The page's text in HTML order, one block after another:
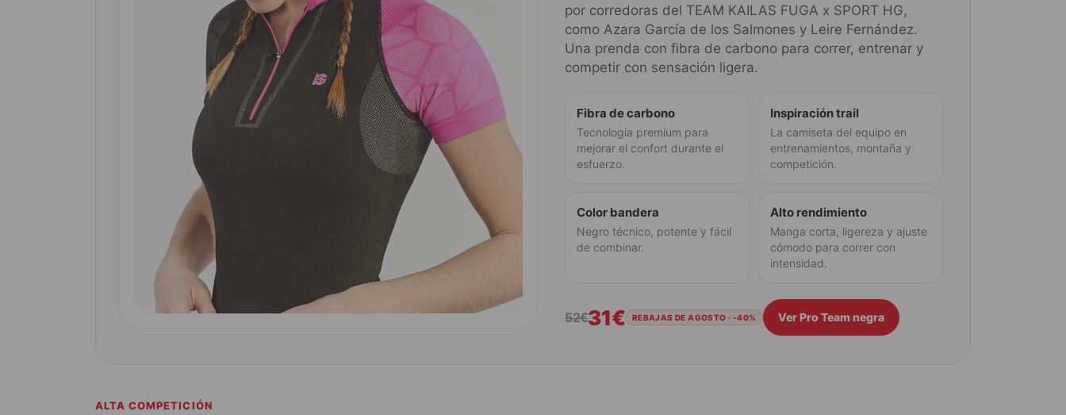
por corredoras del TEAM KAILAS FUGA x SPORT HG,
como Azara García de los Salmones y Leire Fernández.
Una prenda con fibra de carbono para correr, entrenar y
competir con sensación ligera.
Fibra de carbono
Tecnología premium para
mejorar el confort durante el
esfuerzo.
Inspiración trail
La camiseta del equipo en
entrenamientos, montaña y
competición.
Color bandera
Negro técnico, potente y fácil
de combinar.
Alto rendimiento
Manga corta, ligereza y ajuste
cómodo para correr con
intensidad.
52€31€ REBAJAS DE AGOSTO · -40% Ver Pro Team negra
ALTA COMPETICIÓN